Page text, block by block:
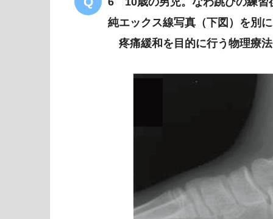
純エックス線写真（下図）を別
疼痛緩和を目的に行う物理療